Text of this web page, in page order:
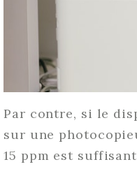
Par contre, si le
sur une
15 ppm est